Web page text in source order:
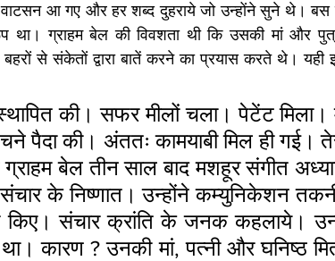
वाटसन आ गए और हर शब्द दुहराये जो उन्होंने सुने थे। बस
ग्राहम बेल की विवशता थी कि उसकी मां और
से संकेतों द्वारा बातें करने का प्रयास करते थे। यही
की। सफर मीलों चला। पेटेंट
पैदा की। अंततः कामयाबी मिल ही
बेल तीन साल बाद मशहूर संगीत
संचार के निष्णात। उन्होंने कम्युनिकेशन
किए। संचार क्रांति के जनक कहलाये।
कारण ? उनकी मां, पत्नी और घनिष्ठ